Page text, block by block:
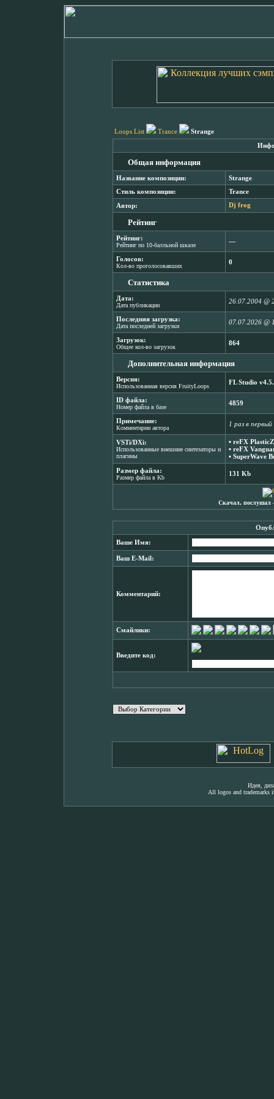
Loops List Trance Strange
Общая информация
Название композиции: Strange
Стиль композиции: Trance
Автор: Dj frog
Рейтинг
Рейтинг:
Рейтинг по 10-балльной шкале
―
Голосов:
Кол-во проголосовавших
0
Статистика
Дата:
Дата публикации
26.07.2004 @
Последняя загрузка:
Дата последней загрузки
07.07.2026 @
Загрузок:
Общее кол-во загрузок
864
Дополнительная информация
Версия:
Использованная версия FruityLoops
FL Studio
ID файла:
Номер файла в базе
4859
Примечание:
Комментарии автора
1 раз в первый
VSTi/DXi:
Использованные внешние синтезаторы и
плагины
▪ reFX
▪ reFX
▪ SuperWave
Размер файла:
Размер файла в Kb
131 Kb
Скачал, послушал
Ваше Имя:
Ваш E-Mail:
Комментарий:
Смайлики:
Введите код:
Идея,
All logos and trademarks